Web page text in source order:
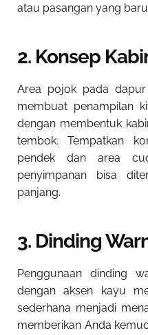
atau pasangan yang
2. Konsep
Area pojok pada
membuat penampilan
dengan membentuk
tembok. Tempatkan
pendek dan area
penyimpanan bisa
panjang.
3. Dinding
Penggunaan dinding
dengan aksen kayu
sederhana menjadi
memberikan Anda